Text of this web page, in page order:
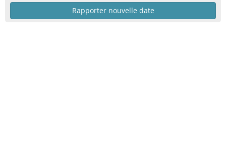
Rapporter nouvelle date